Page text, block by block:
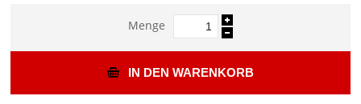
Menge
IN DEN WARENKORB